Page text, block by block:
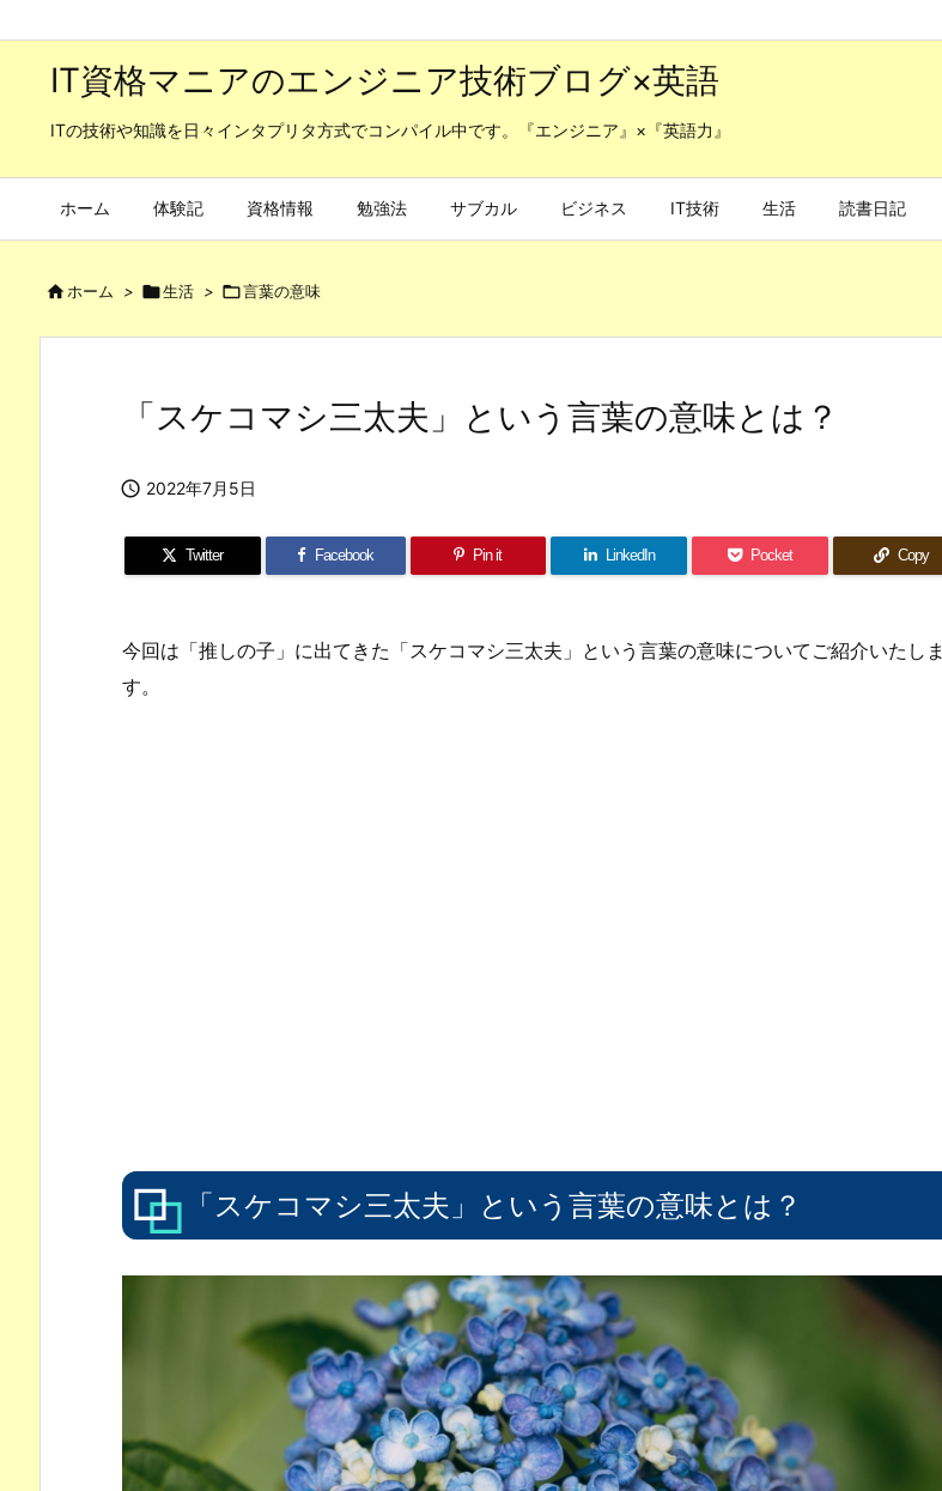
IT資格マニアのエンジニア技術ブログ×英語
ITの技術や知識を日々インタプリタ方式でコンパイル中です。『エンジニア』×『英語力』
ホーム 体験記 資格情報 勉強法 サブカル ビジネス IT技術 生活 読書日記
ホーム > 生活 > 言葉の意味
「スケコマシ三太夫」という言葉の意味とは？
 2022年7月5日
Twitter Facebook Pin it LinkedIn Pocket Copy
今回は「推しの子」に出てきた「スケコマシ三太夫」という言葉の意味についてご紹介いたしま
す。
「スケコマシ三太夫」という言葉の意味とは？